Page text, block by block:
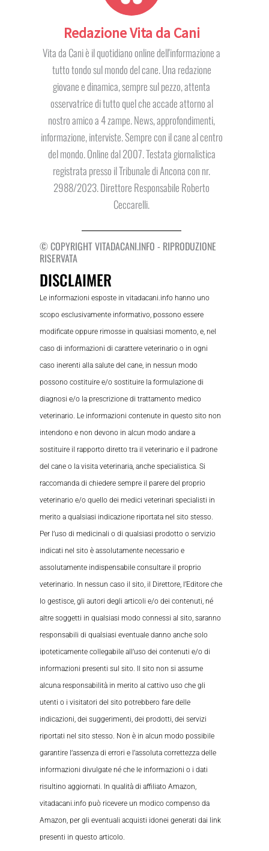
Redazione Vita da Cani
Vita da Cani è il quotidiano online dell'informazione a
tutto tondo sul mondo del cane. Una redazione
giovane e dinamica, sempre sul pezzo, attenta
osservatrice di tutto quel che accade attorno al
nostro amico a 4 zampe. News, approfondimenti,
informazione, interviste. Sempre con il cane al centro
del mondo. Online dal 2007. Testata giornalistica
registrata presso il Tribunale di Ancona con nr.
2988/2023. Direttore Responsabile Roberto
Ceccarelli.
© COPYRIGHT VITADACANI.INFO - RIPRODUZIONE
RISERVATA
DISCLAIMER
Le informazioni esposte in vitadacani.info hanno uno
scopo esclusivamente informativo, possono essere
modificate oppure rimosse in qualsiasi momento, e, nel
caso di informazioni di carattere veterinario o in ogni
caso inerenti alla salute del cane, in nessun modo
possono costituire e/o sostituire la formulazione di
diagnosi e/o la prescrizione di trattamento medico
veterinario. Le informazioni contenute in questo sito non
intendono e non devono in alcun modo andare a
sostituire il rapporto diretto tra il veterinario e il padrone
del cane o la visita veterinaria, anche specialistica. Si
raccomanda di chiedere sempre il parere del proprio
veterinario e/o quello dei medici veterinari specialisti in
merito a qualsiasi indicazione riportata nel sito stesso.
Per l’uso di medicinali o di qualsiasi prodotto o servizio
indicati nel sito è assolutamente necessario e
assolutamente indispensabile consultare il proprio
veterinario. In nessun caso il sito, il Direttore, l’Editore che
lo gestisce, gli autori degli articoli e/o dei contenuti, né
altre soggetti in qualsiasi modo connessi al sito, saranno
responsabili di qualsiasi eventuale danno anche solo
ipoteticamente collegabile all’uso dei contenuti e/o di
informazioni presenti sul sito. Il sito non si assume
alcuna responsabilità in merito al cattivo uso che gli
utenti o i visitatori del sito potrebbero fare delle
indicazioni, dei suggerimenti, dei prodotti, dei servizi
riportati nel sito stesso. Non è in alcun modo possibile
garantire l’assenza di errori e l’assoluta correttezza delle
informazioni divulgate né che le informazioni o i dati
risultino aggiornati. In qualità di affiliato Amazon,
vitadacani.info può ricevere un modico compenso da
Amazon, per gli eventuali acquisti idonei generati dai link
presenti in questo articolo.